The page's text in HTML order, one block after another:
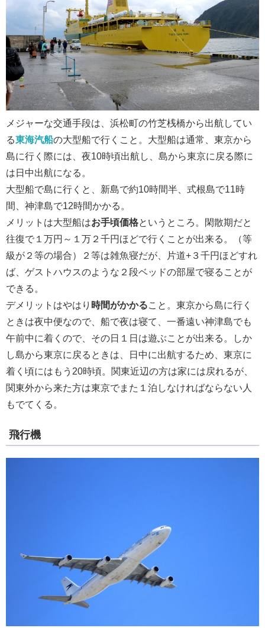
メジャーな交通手段は、浜松町の竹芝桟橋から出航してい
る東海汽船の大型船で行くこと。大型船は通常、東京から
島に行く際には、夜10時頃出航し、島から東京に戻る際に
は日中出航になる。
大型船で島に行くと、新島で約10時間半、式根島で11時
間、神津島で12時間かかる。
メリットは大型船はお手頃価格というところ。閑散期だと
往復で１万円～１万２千円ほどで行くことが出来る。（等
級が２等の場合）２等は雑魚寝だが、片道+３千円ほどすれ
ば、ゲストハウスのような２段ベッドの部屋で寝ることが
できる。
デメリットはやはり 時間がかかること。東京から島に行く
ときは夜中便なので、船で夜は寝て、一番遠い神津島でも
午前中に着くので、その日１日は遊ぶことが出来る。しか
し島から東京に戻るときは、日中に出航するため、東京に
着く頃にはもう20時頃。関東近辺の方は家には戻れるが、
関東外から来た方は東京でまた１泊しなければならない人
もでてくる。
飛行機